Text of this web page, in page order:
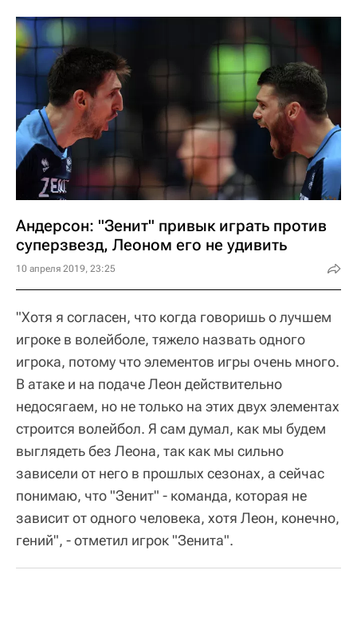
Андерсон: "Зенит" привык играть против
суперзвезд, Леоном его не удивить
10 апреля 2019, 23:25
"Хотя я согласен, что когда говоришь о лучшем
игроке в волейболе, тяжело назвать одного
игрока, потому что элементов игры очень много.
В атаке и на подаче Леон действительно
недосягаем, но не только на этих двух элементах
строится волейбол. Я сам думал, как мы будем
выглядеть без Леона, так как мы сильно
зависели от него в прошлых сезонах, а сейчас
понимаю, что "Зенит" - команда, которая не
зависит от одного человека, хотя Леон, конечно,
гений", - отметил игрок "Зенита".